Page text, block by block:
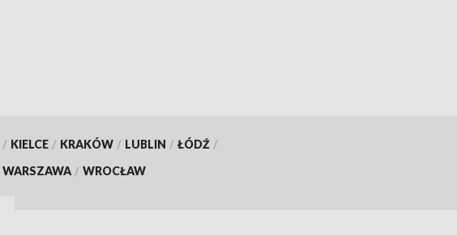
/ KIELCE / KRAKÓW / LUBLIN / ŁÓDŹ /
WARSZAWA / WROCŁAW